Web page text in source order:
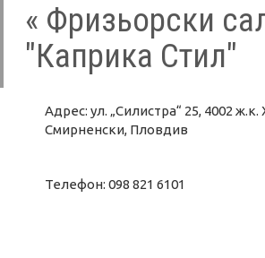
« Фризьорски
"Каприка Стил"
Адрес: ул. „Силистра“ 25, 4002 ж.к.
Смирненски, Пловдив
Телефон: 098 821 6101